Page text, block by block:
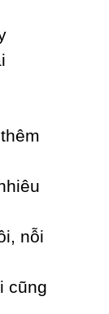
nỗi
cũng